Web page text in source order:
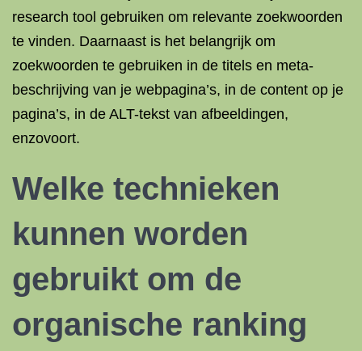
research tool gebruiken om relevante zoekwoorden
te vinden. Daarnaast is het belangrijk om
zoekwoorden te gebruiken in de titels en meta-
beschrijving van je webpagina’s, in de content op je
pagina’s, in de ALT-tekst van afbeeldingen,
enzovoort.
Welke technieken
kunnen worden
gebruikt om de
organische ranking